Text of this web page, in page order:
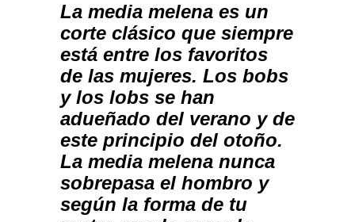
La media melena es un
corte clásico que siempre
está entre los favoritos
de las mujeres. Los bobs
y los lobs se han
adueñado del verano y de
este principio del otoño.
La media melena nunca
sobrepasa el hombro y
según la forma de tu